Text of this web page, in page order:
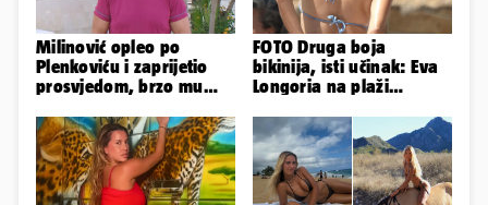
Milinović opleo po
Plenkoviću i zaprijetio
prosvjedom, brzo mu
Gospića
FOTO Druga boja
bikinija, isti učinak: Eva
Longoria na plaži
obline